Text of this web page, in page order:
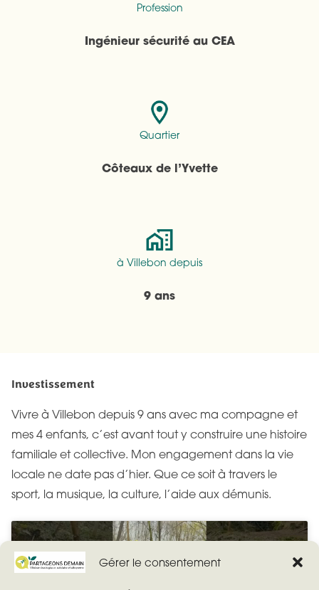
Gérer le consentement
Profession
Ingénieur sécurité au CEA
Quartier
Côteaux de l’Yvette
à Villebon depuis
9 ans
Investissement
Vivre à Villebon depuis 9 ans avec ma compagne et
mes 4 enfants, c’est avant tout y construire une histoire
familiale et collective. Mon engagement dans la vie
locale ne date pas d’hier. Que ce soit à travers le
sport, la musique, la culture, l’aide aux démunis.